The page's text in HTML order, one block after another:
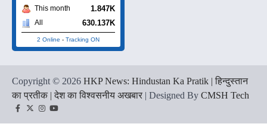
This month 1.847K
All 630.137K
2 Online - Tracking ON
Copyright © 2026 HKP News: Hindustan Ka Pratik | हिन्दुस्तान
का प्रतीक | देश का विश्वसनीय अखबार | Designed By CMSH Tech
Facebook
TwitterInstagram
YouTube